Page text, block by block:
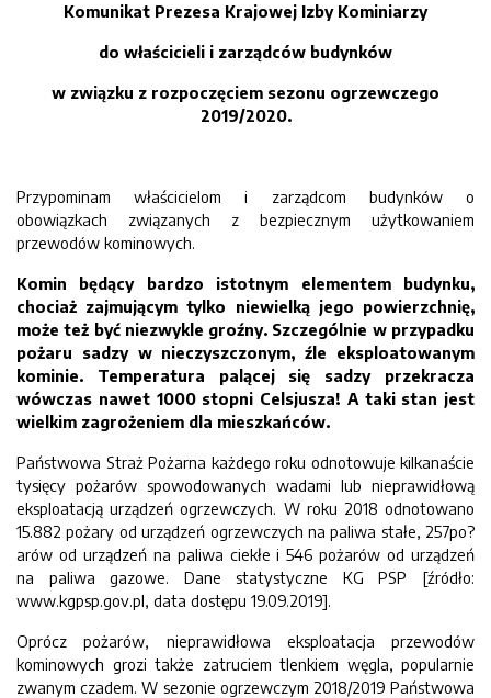
Komunikat Prezesa Krajowej Izby Kominiarzy
do właścicieli i zarządców budynków
w związku z rozpoczęciem sezonu ogrzewczego
2019/2020.
Przypominam właścicielom i zarządcom budynków o
obowiązkach związanych z bezpiecznym użytkowaniem
przewodów kominowych.
Komin będący bardzo istotnym elementem budynku,
chociaż zajmującym tylko niewielką jego powierzchnię,
może też być niezwykle groźny. Szczególnie w przypadku
pożaru sadzy w nieczyszczonym, źle eksploatowanym
kominie. Temperatura palącej się sadzy przekracza
wówczas nawet 1000 stopni Celsjusza! A taki stan jest
wielkim zagrożeniem dla mieszkańców.
Państwowa Straż Pożarna każdego roku odnotowuje kilkanaście
tysięcy pożarów spowodowanych wadami lub nieprawidłową
eksploatacją urządzeń ogrzewczych. W roku 2018 odnotowano
15.882 pożary od urządzeń ogrzewczych na paliwa stałe, 257po?
arów od urządzeń na paliwa ciekłe i 546 pożarów od urządzeń
na paliwa gazowe. Dane statystyczne KG PSP [źródło:
www.kgpsp.gov.pl, data dostępu 19.09.2019].
Oprócz pożarów, nieprawidłowa eksploatacja przewodów
kominowych grozi także zatruciem tlenkiem węgla, popularnie
zwanym czadem. W sezonie ogrzewczym 2018/2019 Państwowa